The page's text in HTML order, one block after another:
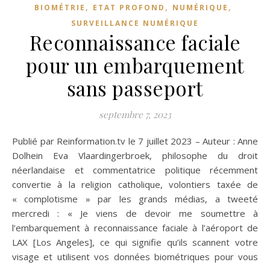
BIOMÉTRIE , ETAT PROFOND , NUMÉRIQUE ,
SURVEILLANCE NUMÉRIQUE
Reconnaissance faciale
pour un embarquement
sans passeport
septembre 7, 2023
Publié par Reinformation.tv le 7 juillet 2023 – Auteur : Anne
Dolhein Eva Vlaardingerbroek, philosophe du droit
néerlandaise et commentatrice politique récemment
convertie à la religion catholique, volontiers taxée de
« complotisme » par les grands médias, a tweeté
mercredi : « Je viens de devoir me soumettre à
l’embarquement à reconnaissance faciale à l’aéroport de
LAX [Los Angeles], ce qui signifie qu’ils scannent votre
visage et utilisent vos données biométriques pour vous